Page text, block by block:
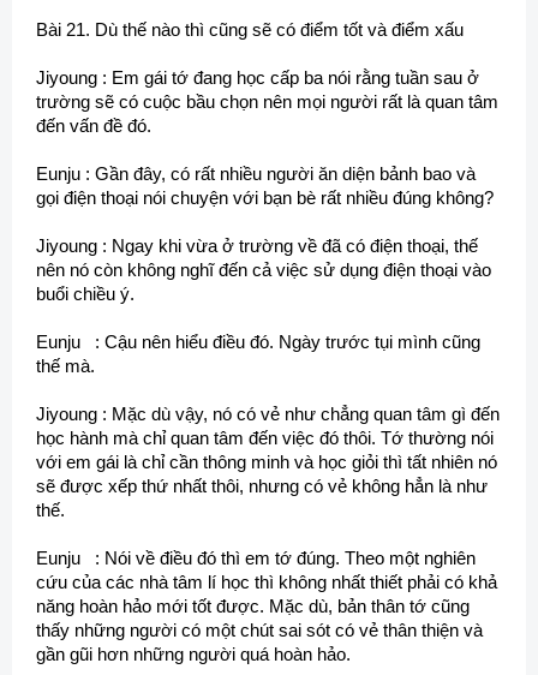
Bài 21. Dù thế nào thì cũng sẽ có điểm tốt và điểm xấu
Jiyoung : Em gái tớ đang học cấp ba nói rằng tuần sau ở
trường sẽ có cuộc bầu chọn nên mọi người rất là quan tâm
đến vấn đề đó.
Eunju : Gần đây, có rất nhiều người ăn diện bảnh bao và
gọi điện thoại nói chuyện với bạn bè rất nhiều đúng không?
Jiyoung : Ngay khi vừa ở trường về đã có điện thoại, thế
nên nó còn không nghĩ đến cả việc sử dụng điện thoại vào
buổi chiều ý.
Eunju : Cậu nên hiểu điều đó. Ngày trước tụi mình cũng
thế mà.
Jiyoung : Mặc dù vậy, nó có vẻ như chẳng quan tâm gì đến
học hành mà chỉ quan tâm đến việc đó thôi. Tớ thường nói
với em gái là chỉ cần thông minh và học giỏi thì tất nhiên nó
sẽ được xếp thứ nhất thôi, nhưng có vẻ không hẳn là như
thế.
Eunju : Nói về điều đó thì em tớ đúng. Theo một nghiên
cứu của các nhà tâm lí học thì không nhất thiết phải có khả
năng hoàn hảo mới tốt được. Mặc dù, bản thân tớ cũng
thấy những người có một chút sai sót có vẻ thân thiện và
gần gũi hơn những người quá hoàn hảo.